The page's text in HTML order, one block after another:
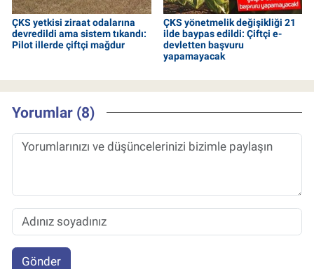
ÇKS yetkisi ziraat odalarına
devredildi ama sistem tıkandı:
Pilot illerde çiftçi mağdur
ÇKS yönetmelik değişikliği 21
ilde baypas edildi: Çiftçi e-
devletten başvuru
yapamayacak
Yorumlar (8)
Gönder